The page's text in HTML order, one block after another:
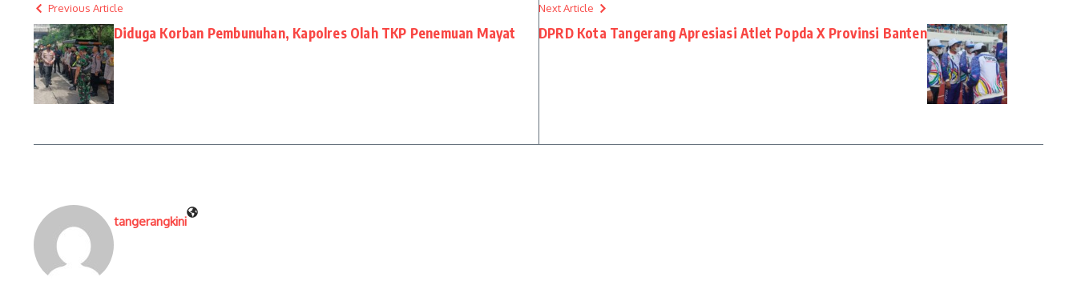
Previous Article
Diduga Korban Pembunuhan, Kapolres Olah TKP Penemuan Mayat
Next Article
DPRD Kota Tangerang Apresiasi Atlet Popda X Provinsi Banten
tangerangkini